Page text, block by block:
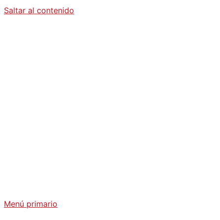
Saltar al contenido
Menú primario